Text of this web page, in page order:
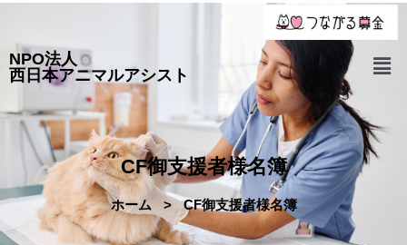
NPO法人
西日本アニマルアシスト
CF御支援者様名簿
ホーム > CF御支援者様名簿